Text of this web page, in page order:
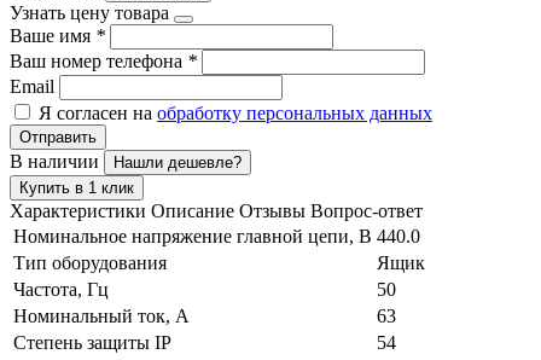
Узнать цену товара
Ваше имя *
Ваш номер телефона *
Email
Я согласен на обработку персональных данных
Отправить
В наличии
Нашли дешевле?
Купить в 1 клик
Характеристики Описание Отзывы Вопрос-ответ
Номинальное напряжение главной цепи, В 440.0
Тип оборудования
Ящик
Частота, Гц
50
Номинальный ток, А
63
Степень защиты IP
54